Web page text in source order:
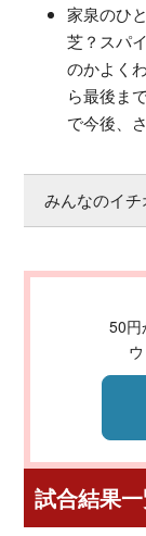
家泉のひ
芝？スパ
のかよく
ら最後ま
で今後、
みんなのイ
50円
試合結果